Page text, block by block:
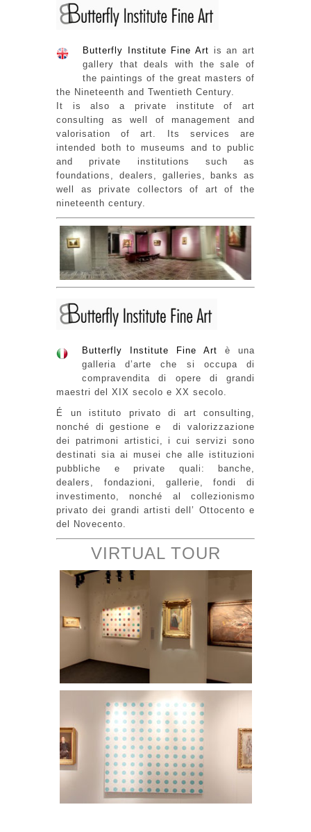
Butterfly Institute Fine Art is an art
gallery that deals with the sale of
the paintings of the great masters of
the Nineteenth and Twentieth Century.
It is also a private institute of art
consulting as well of management and
valorisation of art. Its services are
intended both to museums and to public
and private institutions such as
foundations, dealers, galleries, banks as
well as private collectors of art of the
nineteenth century.
Butterfly Institute Fine Art
è una
galleria d’arte che si occupa di
compravendita di opere di grandi
maestri del XIX secolo e XX secolo.
É un istituto privato di art consulting,
nonché di gestione e di valorizzazione
dei patrimoni artistici, i cui servizi sono
destinati sia ai musei che alle istituzioni
pubbliche e private quali: banche,
dealers, fondazioni, gallerie ,fondi di
investimento, nonché al collezionismo
privato dei grandi artisti dell’ Ottocento e
del Novecento.
VIRTUAL TOUR